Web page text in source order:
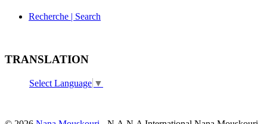
Recherche | Search
TRANSLATION
Select Language ▼